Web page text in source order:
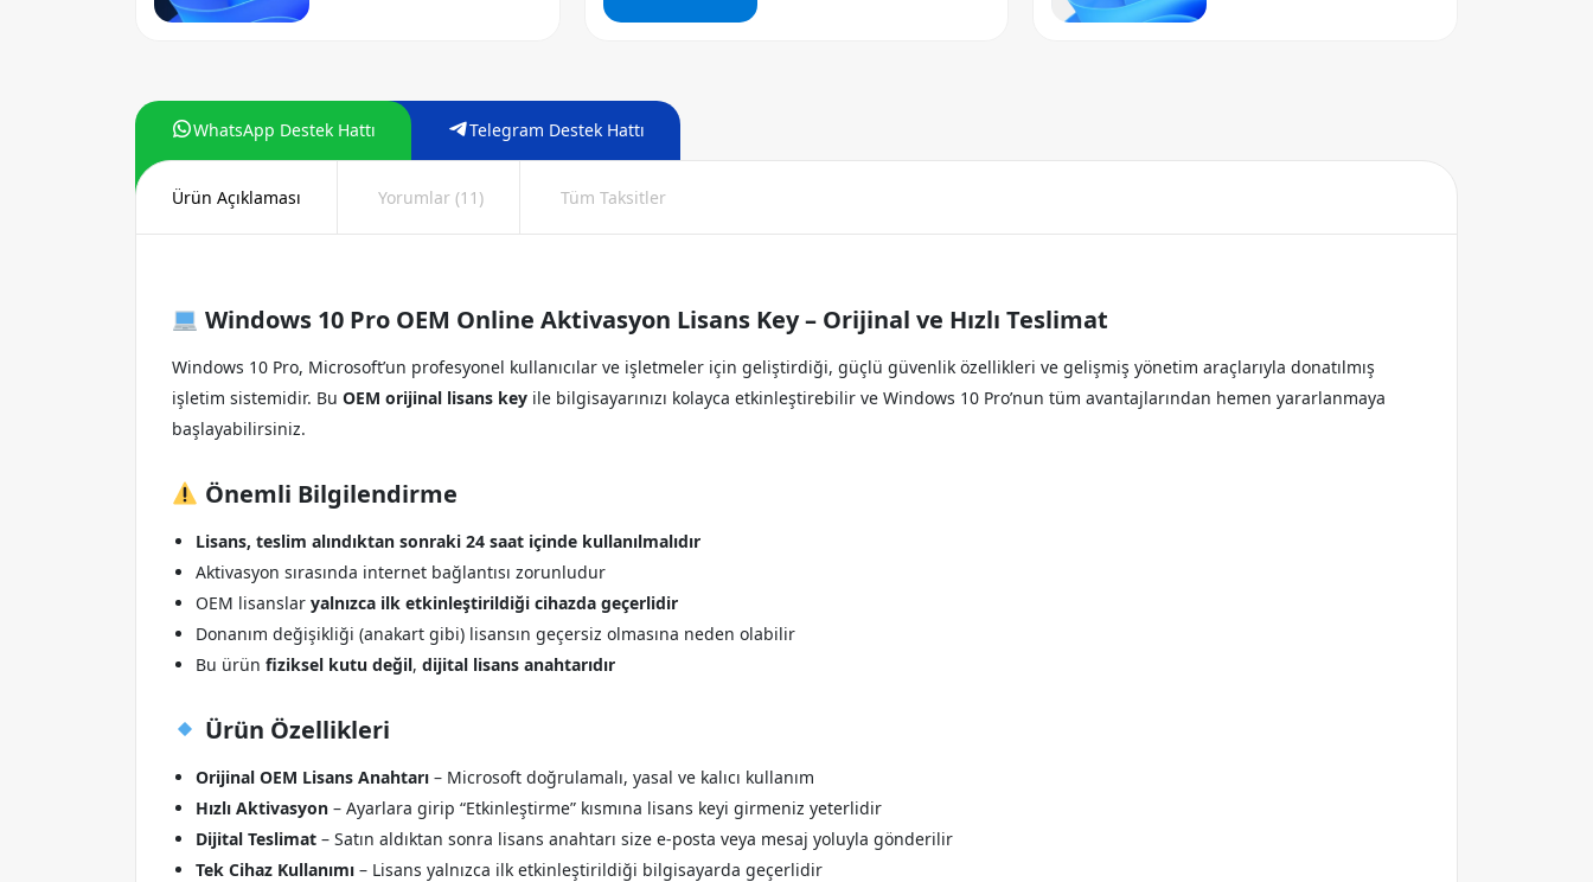
WhatsApp Destek Hattı Telegram Destek Hattı
Ürün Açıklaması Yorumlar (11) Tüm Taksitler
Windows 10 Pro OEM Online Aktivasyon Lisans Key – Orijinal ve Hızlı Teslimat
Windows 10 Pro, Microsoft’un profesyonel kullanıcılar ve işletmeler için geliştirdiği, güçlü güvenlik özellikleri ve gelişmiş yönetim araçlarıyla donatılmış
işletim sistemidir. Bu OEM orijinal lisans key ile bilgisayarınızı kolayca etkinleştirebilir ve Windows 10 Pro’nun tüm avantajlarından hemen yararlanmaya
başlayabilirsiniz.
Önemli Bilgilendirme
Lisans, teslim alındıktan sonraki 24 saat içinde kullanılmalıdır
Aktivasyon sırasında internet bağlantısı zorunludur
OEM lisanslar yalnızca ilk etkinleştirildiği cihazda geçerlidir
Donanım değişikliği (anakart gibi) lisansın geçersiz olmasına neden olabilir
Bu ürün fiziksel kutu değil, dijital lisans anahtarıdır
Ürün Özellikleri
Orijinal OEM Lisans Anahtarı – Microsoft doğrulamalı, yasal ve kalıcı kullanım
Hızlı Aktivasyon – Ayarlara girip “Etkinleştirme” kısmına lisans keyi girmeniz yeterlidir
Dijital Teslimat – Satın aldıktan sonra lisans anahtarı size e-posta veya mesaj yoluyla gönderilir
Tek Cihaz Kullanımı – Lisans yalnızca ilk etkinleştirildiği bilgisayarda geçerlidir